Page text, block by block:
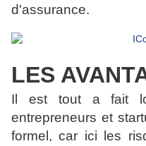
d'assurance.
LES
Il est tout a fait
entrepreneurs et
formel, car ici les